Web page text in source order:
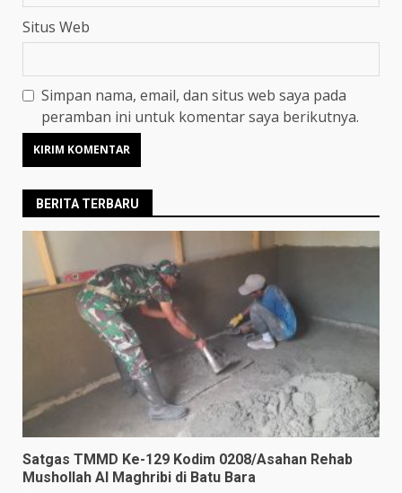
Situs Web
Simpan nama, email, dan situs web saya pada
peramban ini untuk komentar saya berikutnya.
BERITA TERBARU
Satgas TMMD Ke-129 Kodim 0208/Asahan Rehab
Mushollah Al Maghribi di Batu Bara